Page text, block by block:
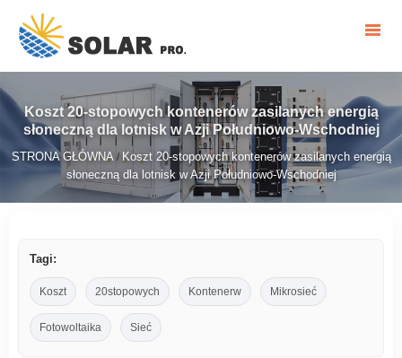
Koszt 20-stopowych kontenerów zasilanych energią
słoneczną dla lotnisk w Azji Południowo-Wschodniej
STRONA GŁÓWNA/ Koszt 20-stopowych kontenerów zasilanych energią
słoneczną dla lotnisk w Azji Południowo-Wschodniej
Tagi:
Koszt 20stopowych Kontenerw Mikrosieć
Fotowoltaika Sieć